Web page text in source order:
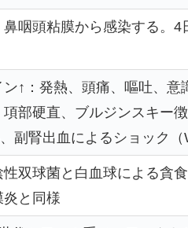
咽頭粘膜から感染する。
↑：発熱、頭痛、嘔吐、意
部硬直、ブルジンスキー
副腎出血によるショック
性双球菌と白血球による貪
炎と同様